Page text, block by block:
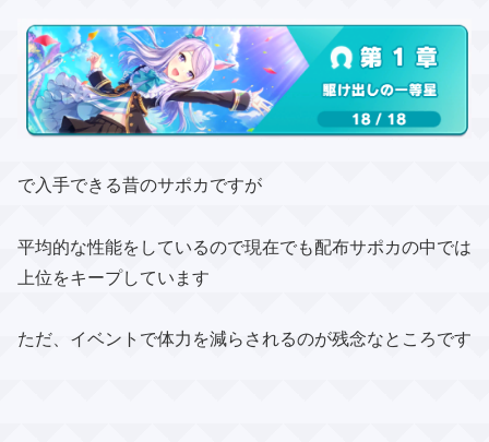
で入手できる昔のサポカですが
平均的な性能をしているので現在でも配布サポカの中では
上位をキープしています
ただ、イベントで体力を減らされるのが残念なところです